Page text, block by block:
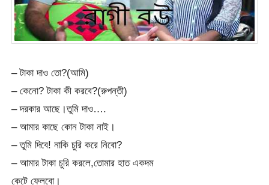
– টাকা দাও তো?(আমি)
– কেনো? টাকা কী করবে?(রুপন্তী)
– দরকার আছে।তুমি দাও….
– আমার কাছে কোন টাকা নাই।
– তুমি দিবে! নাকি চুরি করে নিবো?
– আমার টাকা চুরি করলে,তোমার হাত একদম
কেটে ফেলবো।